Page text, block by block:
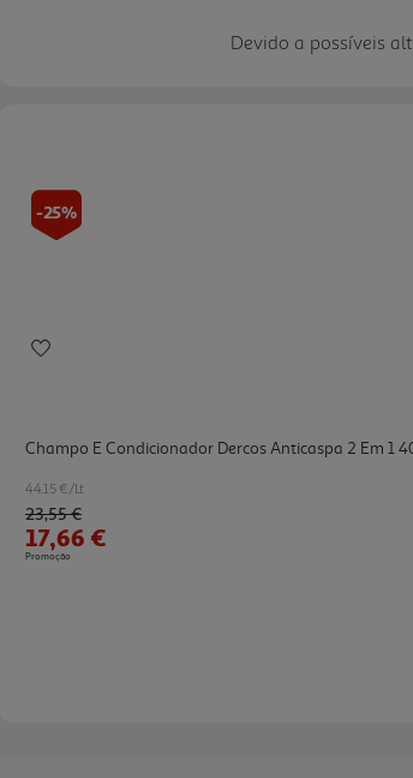
Devido a possíveis
-25%
Champo E Condicionador Dercos Anticaspa 2 Em 1
44.15 €/Lt
Price reduced from
23,55 €to
17,66 €
Promoção